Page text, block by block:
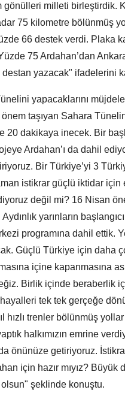
gönülleri milleti birleştirdik.
75 kilometre bölünmüş
66 destek verdi. Plaka
75 Ardahan’dan
yazacak" ifadelerini
yapacaklarını
taşıyan Sahara
20 dakikaya inecek. Bir
Ardahan’ı da dahil
Bir Türkiye’yi 3
istikrar güçlü iktidar için
değil mi? 16 Nisan
yarınların
programına dahil ettik.
Güçlü Türkiye için daha
içine kapanmasına
Birlik içinde beraberlik
tek tek gerçeğe
hızlı trenler bölünmüş
halkımızın emrine
önünüze getiriyoruz.
için hazır mıyız? Büyük
şeklinde konuştu.